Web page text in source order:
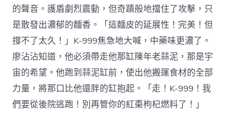
的聲音。護盾劇烈震動，但奇蹟般地擋住了攻擊，只
是散發出濃郁的麵香。「這麵皮的延展性！完美！但
撐不了太久！」K-999焦急地大喊，中藥味更濃了。
廖沾沾知道，他必須帶走他那缸陳年老蒜泥，那是宇
宙的希望。他跑到蒜泥缸前，使出他搬運食材的全部
力量，將那口比他還胖的缸抱起。「走！K-999！我
們要從後院逃跑！別再管你的紅棗枸杞燃料了！」